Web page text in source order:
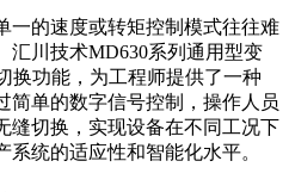
一的速度或转矩控制模式往往难
汇川技术MD630系列通用型变
换功能，为工程师提供了一种
简单的数字信号控制，操作人员
缝切换，实现设备在不同工况下
统的适应性和智能化水平。